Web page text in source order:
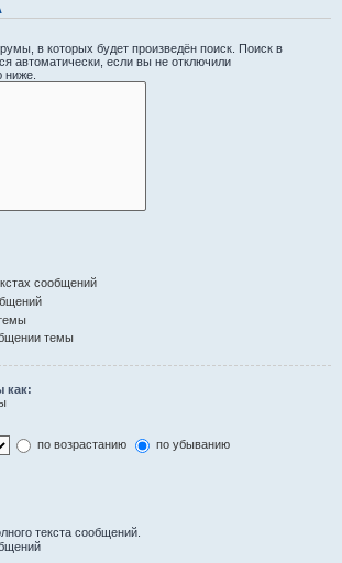
в которых будет произведён поиск. Поиск в
автоматически, если вы не отключили
ниже.
сообщений
темы
как:
по возрастанию
по убыванию
текста сообщений.